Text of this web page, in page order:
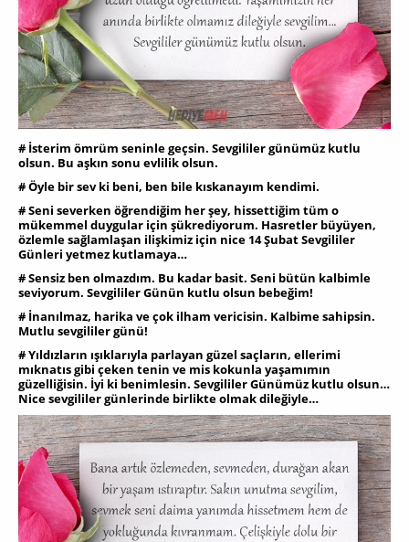
# İsterim ömrüm seninle geçsin. Sevgililer günümüz kutlu
olsun. Bu aşkın sonu evlilik olsun.
# Öyle bir sev ki beni, ben bile kıskanayım kendimi.
# Seni severken öğrendiğim her şey, hissettiğim tüm o
mükemmel duygular için şükrediyorum. Hasretler büyüyen,
özlemle sağlamlaşan ilişkimiz için nice 14 Şubat Sevgililer
Günleri yetmez kutlamaya…
# Sensiz ben olmazdım. Bu kadar basit. Seni bütün kalbimle
seviyorum. Sevgililer Günün kutlu olsun bebeğim!
# İnanılmaz, harika ve çok ilham vericisin. Kalbime sahipsin.
Mutlu sevgililer günü!
# Yıldızların ışıklarıyla parlayan güzel saçların, ellerimi
mıknatıs gibi çeken tenin ve mis kokunla yaşamımın
güzelliğisin. İyi ki benimlesin. Sevgililer Günümüz kutlu olsun…
Nice sevgililer günlerinde birlikte olmak dileğiyle…